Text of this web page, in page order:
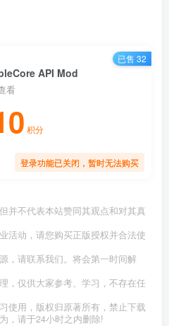
API Mod
看
积分
登录功能已关闭，暂时无法购买
已售 32
并不代表本站赞同其观点和对其真
活动，请您购买正版授权并合法使
，请联系我们。将会第一时间解
，仅供大家参考、学习，不存在任
使用，版权归原著所有，禁止下载
，请于24小时之内删除!